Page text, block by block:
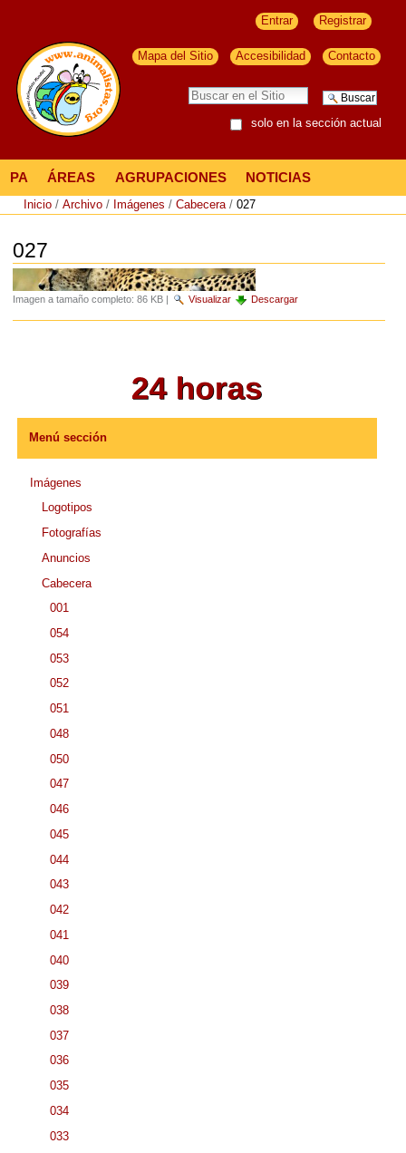
Entrar Registrar
Mapa del Sitio Accesibilidad Contacto
solo en la sección actual
PA ÁREAS AGRUPACIONES NOTICIAS
Inicio / Archivo / Imágenes / Cabecera / 027
027
Imagen a tamaño completo: 86 KB | Visualizar Descargar
Menú sección
Imágenes
Logotipos
Fotografías
Anuncios
Cabecera
001
054
053
052
051
048
050
047
046
045
044
043
042
041
040
039
038
037
036
035
034
033